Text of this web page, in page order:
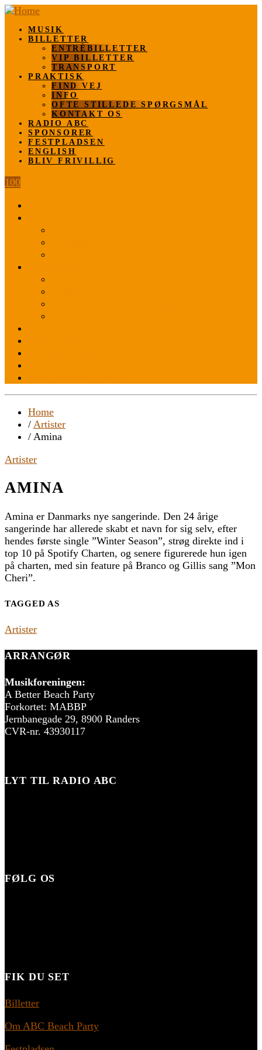
MUSIK
BILLETTER
ENTRÈBILLETTER
VIP BILLETTER
TRANSPORT
PRAKTISK
FIND VEJ
INFO
OFTE STILLEDE SPØRGSMÅL
KONTAKT OS
RADIO ABC
SPONSORER
FESTPLADSEN
ENGLISH
BLIV FRIVILLIG
100
Home
/ Artister
/ Amina
Artister
AMINA
Amina er Danmarks nye sangerinde. Den 24 årige
sangerinde har allerede skabt et navn for sig selv, efter
hendes første single ”Winter Season”, strøg direkte ind i
top 10 på Spotify Charten, og senere figurerede hun igen
på charten, med sin feature på Branco og Gillis sang ”Mon
Cheri”.
TAGGED AS
Artister
ARRANGØR
Musikforeningen:
A Better Beach Party
Forkortet: MABBP
Jernbanegade 29, 8900 Randers
CVR-nr. 43930117
LYT TIL RADIO ABC
FØLG OS
FIK DU SET
Billetter
Om ABC Beach Party